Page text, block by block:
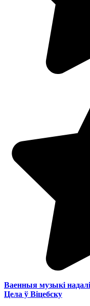
Ваенныя музыкі
Цела ў Віцебску